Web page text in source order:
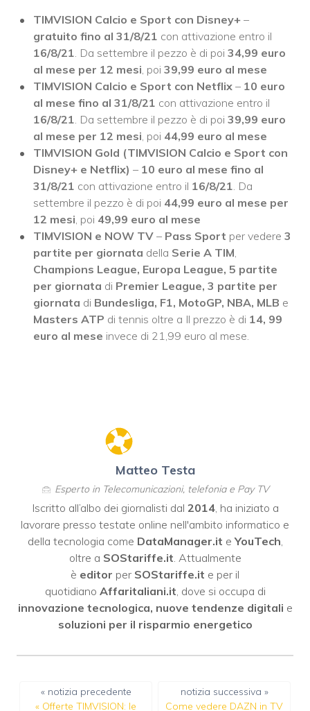
TIMVISION Calcio e Sport con Disney+ –
gratuito fino al 31/8/21 con attivazione entro il
16/8/21. Da settembre il pezzo è di poi 34,99 euro
al mese per 12 mesi, poi 39,99 euro al mese
TIMVISION Calcio e Sport con Netflix – 10 euro
al mese fino al 31/8/21 con attivazione entro il
16/8/21. Da settembre il pezzo è di poi 39,99 euro
al mese per 12 mesi, poi 44,99 euro al mese
TIMVISION Gold (TIMVISION Calcio e Sport con
Disney+ e Netflix) – 10 euro al mese fino al
31/8/21 con attivazione entro il 16/8/21. Da
settembre il pezzo è di poi 44,99 euro al mese per
12 mesi, poi 49,99 euro al mese
TIMVISION e NOW TV – Pass Sport per vedere 3
partite per giornata della Serie A TIM,
Champions League, Europa League, 5 partite
per giornata di Premier League, 3 partite per
giornata di Bundesliga, F1, MotoGP, NBA, MLB e
Masters ATP di tennis oltre a Il prezzo è di 14, 99
euro al mese invece di 21,99 euro al mese.
Matteo Testa
Esperto in Telecomunicazioni, telefonia e Pay TV
Iscritto all’albo dei giornalisti dal 2014, ha iniziato a
lavorare presso testate online nell'ambito informatico e
della tecnologia come DataManager.it eYouTech,
oltre a SOStariffe.it. Attualmente
è editor per SOStariffe.it e per il
quotidiano Affaritaliani.it, dove si occupa di
innovazione tecnologica, nuove tendenze digitali e
soluzioni per il risparmio energetico
« notizia precedente
« Offerte TIMVISION: le
notizia successiva »
Come vedere DAZN in TV